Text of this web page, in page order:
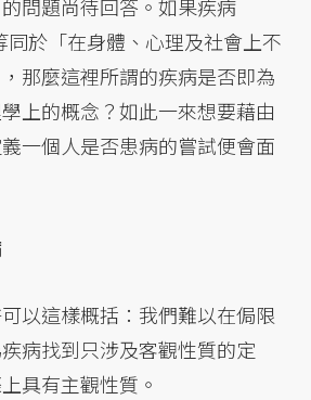
問題尚待回答。如果疾病
同於「在身體、心理及社會上不
那麼這裡所謂的疾病是否即為
上的概念？如此一來想要藉由
義一個人是否患病的嘗試便會面
以這樣概括：我們難以在侷限
病找到只涉及客觀性質的定
具有主觀性質。